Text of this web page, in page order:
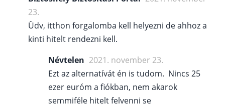
23.
Üdv, itthon forgalomba kell helyezni de ahhoz a
kinti hitelt rendezni kell.
Névtelen 2021. november 23.
Ezt az alternatívát én is tudom. Nincs 25
ezer euróm a fiókban, nem akarok
semmiféle hitelt felvenni se